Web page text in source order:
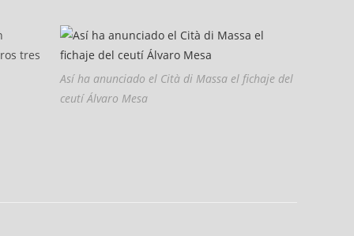
Así ha anunciado el Cità di Massa el fichaje del
ceutí Álvaro Mesa
tres